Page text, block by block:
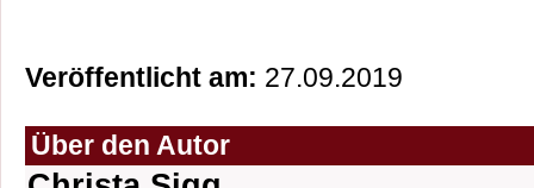
Veröffentlicht am: 27.09.2019
Über den Autor